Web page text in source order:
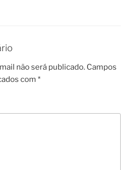
não será publicado. Campos
com *